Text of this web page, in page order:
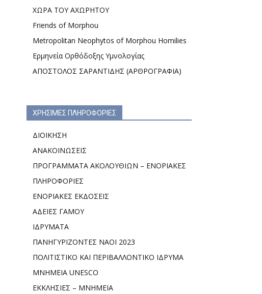
ΧΩΡΑ ΤΟΥ ΑΧΩΡΗΤΟΥ
Friends of Morphou
Metropolitan Neophytos of Morphou Homilies
Ερμηνεία Ορθόδοξης Υμνολογίας
ΑΠΟΣΤΟΛΟΣ ΣΑΡΑΝΤΙΔΗΣ (ΑΡΘΡΟΓΡΑΦΙΑ)
ΧΡΗΣΙΜΕΣ ΠΛΗΡΟΦΟΡΙΕΣ
ΔΙΟΙΚΗΣΗ
ΑΝΑΚΟΙΝΩΣΕΙΣ
ΠΡΟΓΡΑΜΜΑΤΑ ΑΚΟΛΟΥΘΙΩΝ – ΕΝΟΡΙΑΚΕΣ
ΠΛΗΡΟΦΟΡΙΕΣ
ΕΝΟΡΙΑΚΕΣ ΕΚΔΟΣΕΙΣ
ΑΔΕΙΕΣ ΓΑΜΟΥ
ΙΔΡΥΜΑΤΑ
ΠΑΝΗΓΥΡΙΖΟΝΤΕΣ ΝΑΟΙ 2023
ΠΟΛΙΤΙΣΤΙΚΟ ΚΑΙ ΠΕΡΙΒΑΛΛΟΝΤΙΚΟ ΙΔΡΥΜΑ
ΜΝΗΜΕΙΑ UNESCO
ΕΚΚΛΗΣΙΕΣ – ΜΝΗΜΕΙΑ